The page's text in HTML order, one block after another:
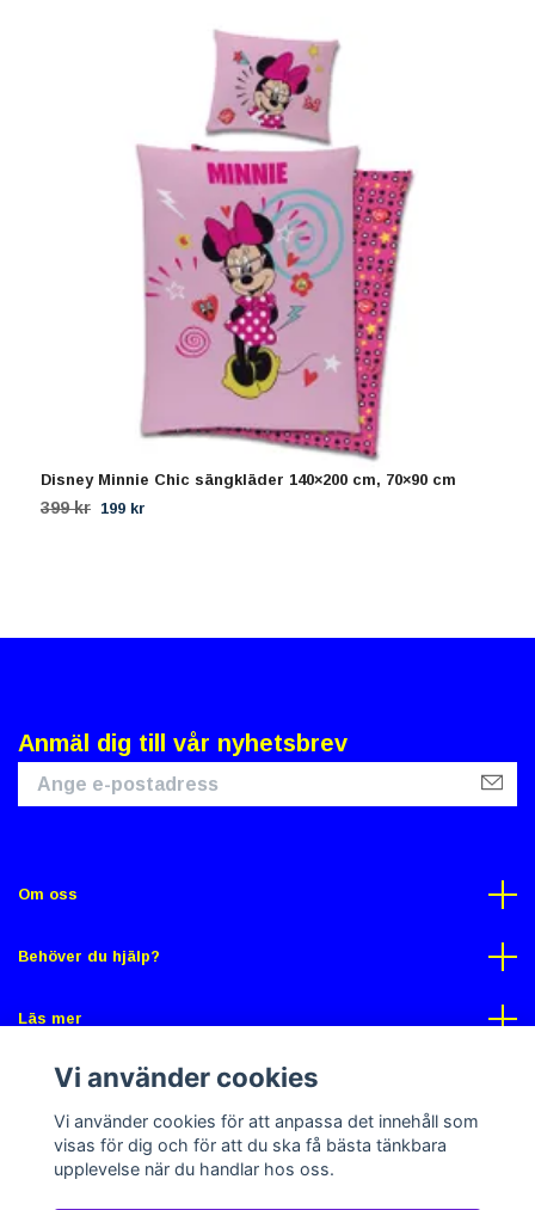
Disney Minnie Chic sängkläder 140×200 cm, 70×90 cm
399 kr 199 kr
Anmäl dig till vår nyhetsbrev
Om oss
Behöver du hjälp?
Läs mer
Sociala medier
Vi använder cookies
Vi använder cookies för att anpassa det innehåll som
visas för dig och för att du ska få bästa tänkbara
upplevelse när du handlar hos oss.